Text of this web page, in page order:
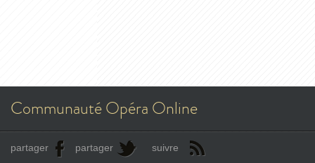
Communauté Opéra Online
partager partager suivre